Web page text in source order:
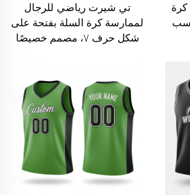
تي شيرت رياضي للرجال
لممارسة كرة السلة بفتحة على
شكل حرف V، مصمم خصيصًا